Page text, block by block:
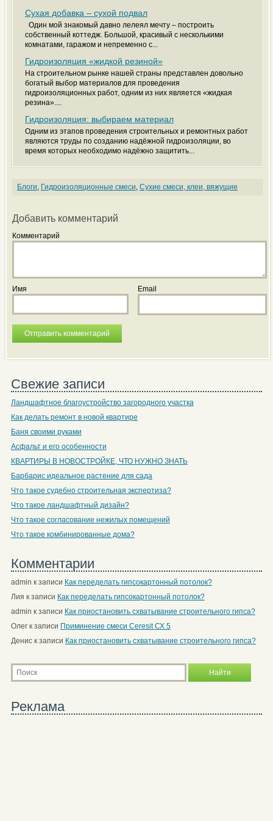
Сухая добавка – сухой подвал
Один мой знакомый давно лелеял мечту – построить
собственный коттедж. Большой, красивый с несколькими
комнатами, гаражом и непременно с...
Гидроизоляция «жидкой резиной»
На строительном рынке нашей страны представлен довольно
богатый выбор материалов для проведения
гидроизоляционных работ, одним из них является «жидкая
резина»....
Гидроизоляция: выбираем материал
Одним из этапов проведения строительных и ремонтных работ
являются труды по созданию надёжной гидроизоляции, во
время которых необходимо надёжно защитить...
Блоги, Гидроизоляционные смеси, Сухие смеси, клеи, вяжущие
Добавить комментарий
Комментарий
Имя Email
Свежие записи
Ландшафтное благоустройство загородного участка
Как делать ремонт в новой квартире
Баня своими руками
Асфальт и его особенности
КВАРТИРЫ В НОВОСТРОЙКЕ, ЧТО НУЖНО ЗНАТЬ
Барбарис идеальное растение для сада
Что такое судебно строительная экспертиза?
Что такое ландшафтный дизайн?
Что такое согласование нежилых помещений
Что такое комбинированные дома?
Комментарии
admin к записи Как переделать гипсокартонный потолок?
Лия к записи Как переделать гипсокартонный потолок?
admin к записи Как приостановить схватывание строительного гипса?
Олегк записи Приминение смеси Ceresit СХ 5
Дениск записи Как приостановить схватывание строительного гипса?
Реклама